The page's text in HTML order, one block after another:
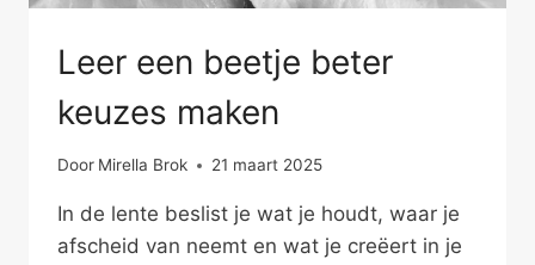
Leer een beetje beter
keuzes maken
Door Mirella Brok 21 maart 2025
In de lente beslist je wat je houdt, waar je
afscheid van neemt en wat je creëert in je